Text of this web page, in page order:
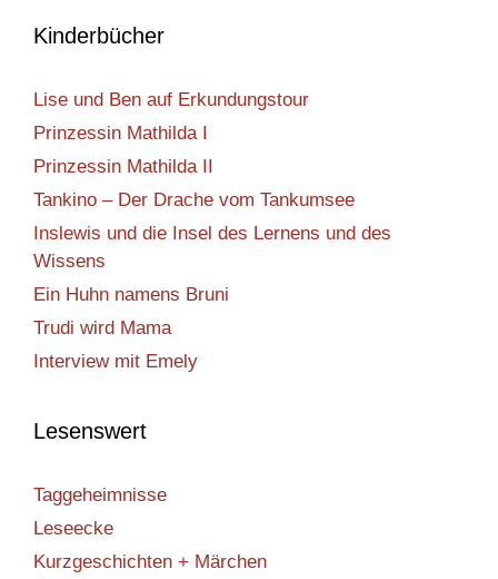
Kinderbücher
Lise und Ben auf Erkundungstour
Prinzessin Mathilda I
Prinzessin Mathilda II
Tankino – Der Drache vom Tankumsee
Inslewis und die Insel des Lernens und des
Wissens
Ein Huhn namens Bruni
Trudi wird Mama
Interview mit Emely
Lesenswert
Taggeheimnisse
Leseecke
Kurzgeschichten + Märchen